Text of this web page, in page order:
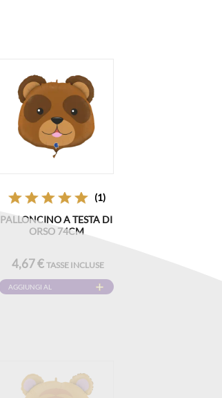
(1)
PALLONCINO A TESTA DI
ORSO 74CM
4,67 €TASSE INCLUSE
AGGIUNGI AL